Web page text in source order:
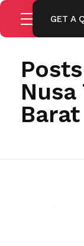
GET A
Home
Nusa
Barat